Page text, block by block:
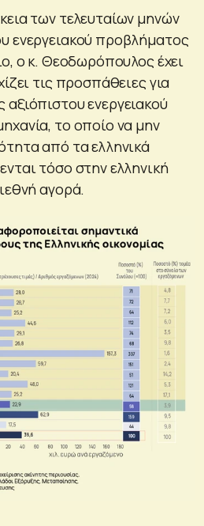
των τελευταίων μηνών
ενεργειακού προβλήματος
ο κ. Θεοδωρόπουλος έχει
τις προσπάθειες για
ενεργειακού
το οποίο να μην
από τα ελληνικά
τόσο στην ελληνική
αγορά.